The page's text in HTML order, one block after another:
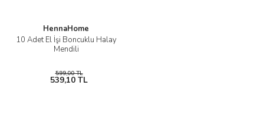
HennaHome
10 Adet El İşi Boncuklu Halay
Mendili
599,00 TL
539,10 TL